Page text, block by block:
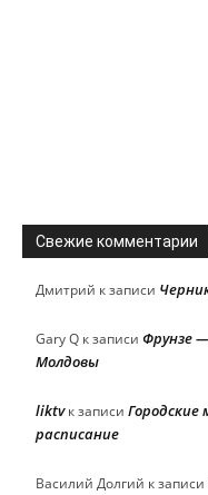
Свежие комментарии
Дмитрий к записи
Gary Q к записи Фрунзе
Молдовы
liktvк записи
расписание
Василий Долгий к записи